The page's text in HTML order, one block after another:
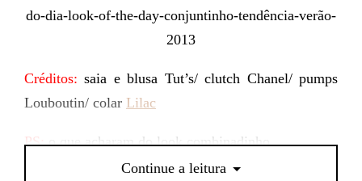
Créditos: saia e blusa Tut’s/ clutch Chanel/ pumps
Louboutin/ colar Lilac
PS:o que acharam do look combinadinho,
Continue a leitura